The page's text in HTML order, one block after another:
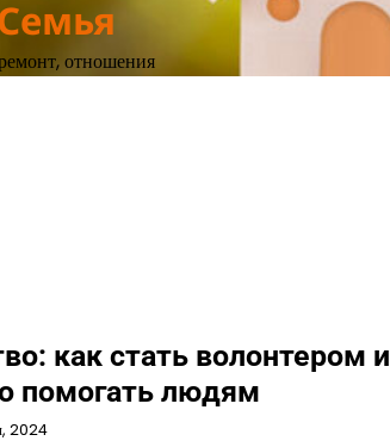
отношения
как стать волонтером и
помогать людям
2024